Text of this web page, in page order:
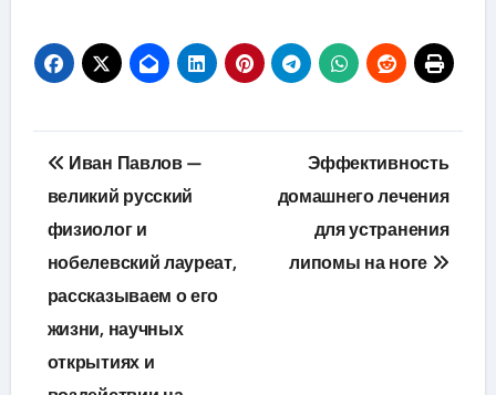
Навигация
по
записям
Иван Павлов —
великий русский
физиолог и
нобелевский лауреат,
рассказываем о его
жизни, научных
открытиях и
Эффективность
домашнего лечения
для устранения
липомы на ноге